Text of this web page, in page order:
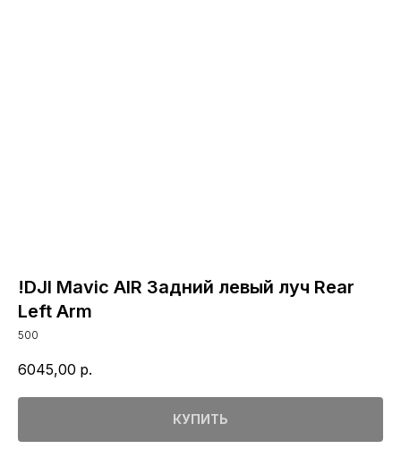
!DJI Mavic AIR Задний левый луч Rear
Left Arm
500
6045,00 р.
КУПИТЬ